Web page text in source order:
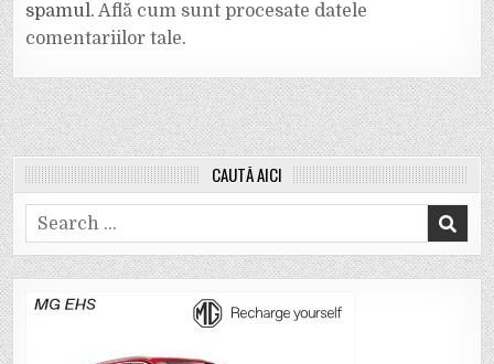
spamul.Află cum sunt procesate datele
comentariilor tale.
CAUTĂ AICI
Search
for: